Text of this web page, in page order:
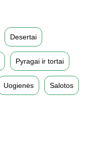
Desertai
Pyragai ir tortai
Uogienės Salotos